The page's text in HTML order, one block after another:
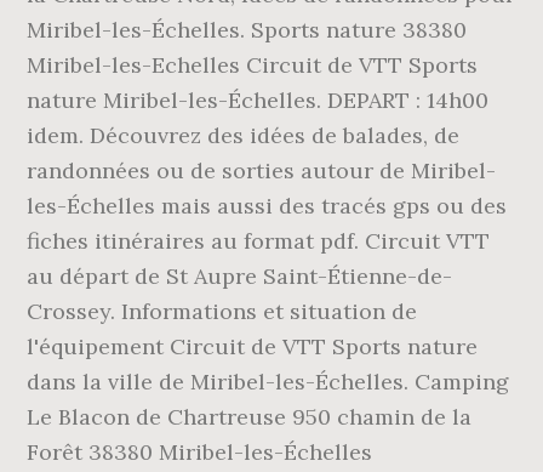
Miribel-les-Échelles. Sports nature 38380
Miribel-les-Echelles Circuit de VTT Sports
nature Miribel-les-Échelles. DEPART : 14h00
idem. Découvrez des idées de balades, de
randonnées ou de sorties autour de Miribel-
les-Échelles mais aussi des tracés gps ou des
fiches itinéraires au format pdf. Circuit VTT
au départ de St Aupre Saint-Étienne-de-
Crossey. Informations et situation de
l'équipement Circuit de VTT Sports nature
dans la ville de Miribel-les-Échelles. Camping
Le Blacon de Chartreuse 950 chamin de la
Forêt 38380 Miribel-les-Échelles